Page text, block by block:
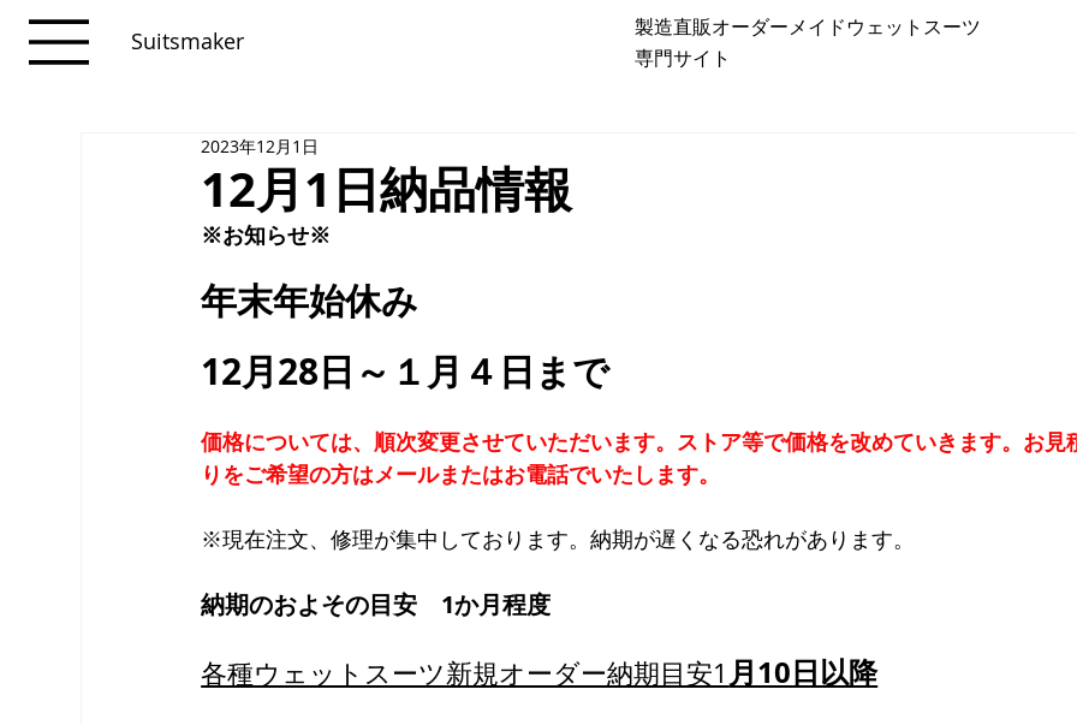
Suitsmaker
製造直販オーダーメイドウェットスーツ
専門サイト
12月1日納品情報
2023年12月1日
※お知らせ※
年末年始休み
12月28日～１月４日まで
価格については、順次変更させていただいます。ストア等で価格を改めていきます。お見
りをご希望の方はメールまたはお電話でいたします。
※現在注文、修理が集中しております。納期が遅くなる恐れがあります。
納期のおよその目安　1か月程度
各種ウェットスーツ新規オーダー納期目安1月10日以降